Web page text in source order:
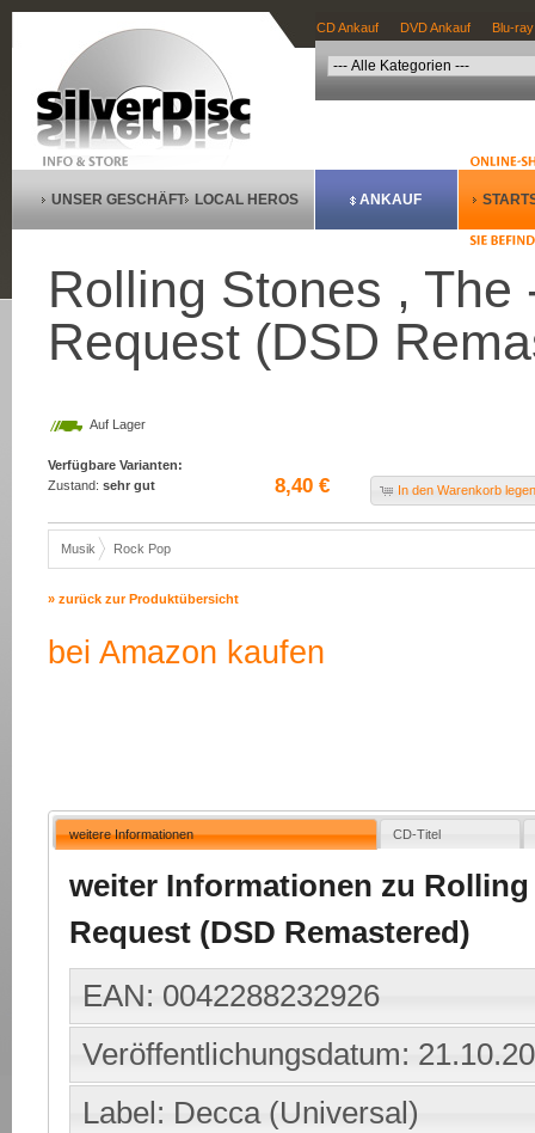
CD Ankauf DVD Ankauf Blu-
UNSER GESCHÄFT LOCAL HEROS ANKAUF
Rolling Stones ,
Request (DSD
Auf Lager
Verfügbare Varianten:
Zustand: sehr gut 8,40 € In den Warenkorb
Musik Rock Pop
» zurück zur Produktübersicht
bei Amazon kaufen
weitere Informationen CD-Titel
weiter Informationen zu
Request (DSD Remastered)
EAN: 0042288232926
Veröffentlichungsdatum:
Label: Decca (Universal)